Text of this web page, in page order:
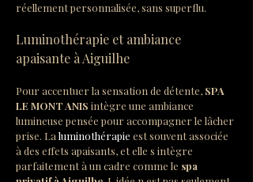
réellement personnalisée, sans superflu.
Luminothérapie et ambiance
apaisante à Aiguilhe
Pour accentuer la sensation de détente, SPA
LE MONT ANIS intègre une ambiance
lumineuse pensée pour accompagner le lâcher
prise. La luminothérapie est souvent associée
à des effets apaisants, et elle s intègre
parfaitement à un cadre comme le spa